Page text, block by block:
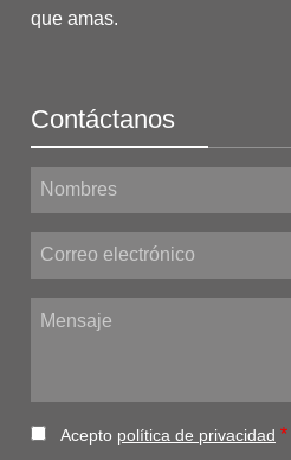
que amas.
Contáctanos
Nombres
Correo electrónico
Mensaje
Acepto política de privacidad